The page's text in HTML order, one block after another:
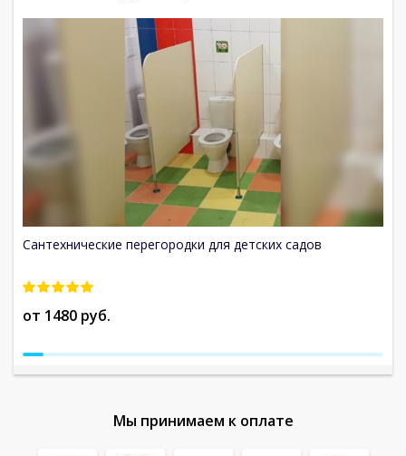
Сантехнические перегородки для детских садов
от 1480 руб.
Мы принимаем к оплате